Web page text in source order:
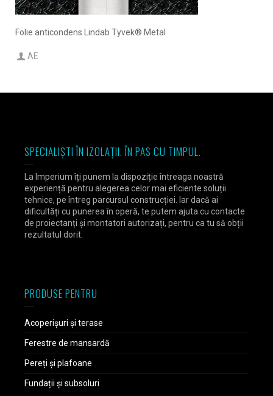
Folie anticondens Lindab Tyvek® Metal
AE
SPECIALIȘTI ÎN IZOLAȚII. ÎN PAS CU TIMPUL.
La Imperium îți punem la dispoziție întreaga noastră
experiență pentru alegerea celor mai eficiente soluții
tehnice, pe întreg parcursul construcției. Iar dacă ai
dificultăți cu punerea în operă, te putem ajuta cu contacte
de proiectanți și montatori autorizați, pentru ca tu să obții
rezultatul dorit.
PRODUSE PENTRU
Acoperișuri și terase
Ferestre de mansardă
Pereți și plafoane
Fundații și subsoluri